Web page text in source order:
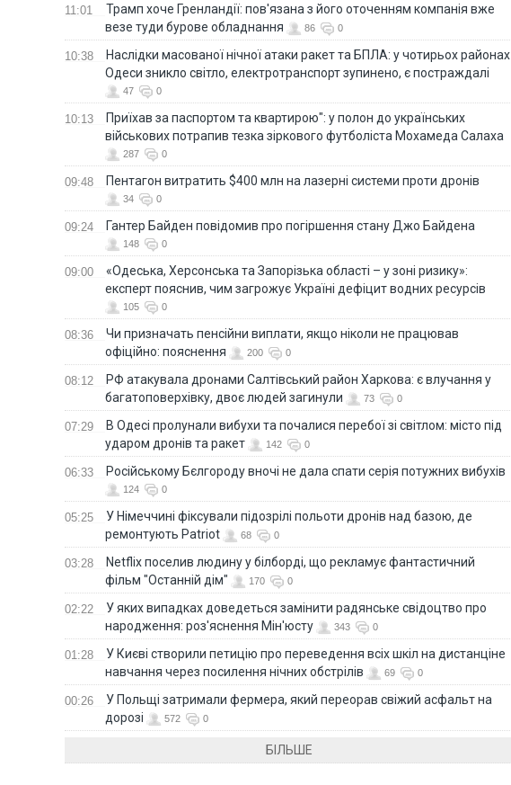
11:01
Трамп хоче Гренландії: пов'язана з його оточенням компанія вже
везе туди бурове обладнання
86 0
10:38
Наслідки масованої нічної атаки ракет та БПЛА: у чотирьох районах
Одеси зникло світло, електротранспорт зупинено, є постраждалі
47 0
10:13
Приїхав за паспортом та квартирою": у полон до українських
військових потрапив тезка зіркового футболіста Мохамеда Салаха
287 0
09:48 Пентагон витратить $400 млн на лазерні системи проти дронів
34 0
09:24 Гантер Байден повідомив про погіршення стану Джо Байдена
148 0
09:00
«Одеська, Херсонська та Запорізька області – у зоні ризику»:
експерт пояснив, чим загрожує Україні дефіцит водних ресурсів
105 0
08:36
Чи призначать пенсійни виплати, якщо ніколи не працював
офіційно: пояснення
200 0
08:12
РФ атакувала дронами Салтівський район Харкова: є влучання у
багатоповерхівку, двоє людей загинули
73 0
07:29
В Одесі пролунали вибухи та почалися перебої зі світлом: місто під
ударом дронів та ракет
142 0
06:33 Російському Бєлгороду вночі не дала спати серія потужних вибухів
124 0
05:25
У Німеччині фіксували підозрілі польоти дронів над базою, де
ремонтують Patriot
68 0
03:28
Netflix поселив людину у білборді, що рекламує фантастичний
фільм "Останній дім"
170 0
02:22
У яких випадках доведеться замінити радянське свідоцтво про
народження: роз'яснення Мін'юсту
343 0
01:28
У Києві створили петицію про переведення всіх шкіл на дистанціне
навчання через посилення нічних обстрілів
69 0
00:26
У Польщі затримали фермера, який переорав свіжий асфальт на
дорозі
572 0
БІЛЬШЕ